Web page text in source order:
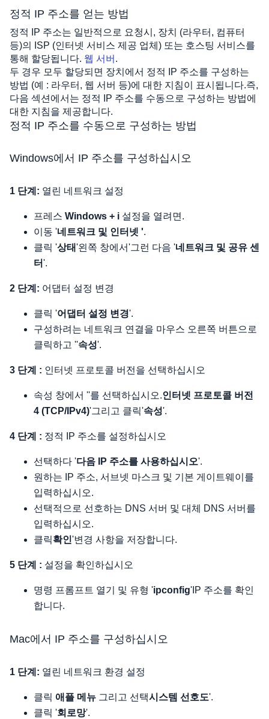
정적 IP 주소를 얻는 방법
정적 IP 주소는 일반적으로 요청시, 장치 (라우터, 컴퓨터
등)의 ISP (인터넷 서비스 제공 업체) 또는 호스팅 서비스를
통해 할당됩니다. 웹 서버 .
두 경우 모두 할당되면 장치에서 정적 IP 주소를 구성하는
방법 (예 : 라우터, 웹 서버 등)에 대한 지침이 표시됩니다.즉,
다음 섹션에서는 정적 IP 주소를 수동으로 구성하는 방법에
대한 지침을 제공합니다.
정적 IP 주소를 수동으로 구성하는 방법
Windows에서 IP 주소를 구성하십시오
1 단계: 열린 네트워크 설정
프레스 Windows + i 설정을 열려면.
이동 '네트워크 및 인터넷 '.
클릭 '상태'왼쪽 창에서'그런 다음 '네트워크 및 공유 센
터'.
2 단계: 어댑터 설정 변경
클릭 '어댑터 설정 변경'.
구성하려는 네트워크 연결을 마우스 오른쪽 버튼으로
클릭하고 ''속성'.
3 단계 : 인터넷 프로토콜 버전을 선택하십시오
속성 창에서 ''를 선택하십시오.인터넷 프로토콜 버전
4 (TCP/IPv4)'그리고 클릭'속성'.
4 단계 : 정적 IP 주소를 설정하십시오
선택하다 '다음 IP 주소를 사용하십시오'.
원하는 IP 주소, 서브넷 마스크 및 기본 게이트웨이를
입력하십시오.
선택적으로 선호하는 DNS 서버 및 대체 DNS 서버를
입력하십시오.
클릭확인'변경 사항을 저장합니다.
5 단계 : 설정을 확인하십시오
명령 프롬프트 열기 및 유형 'ipconfig'IP 주소를 확인
합니다.
Mac에서 IP 주소를 구성하십시오
1 단계: 열린 네트워크 환경 설정
클릭 애플 메뉴 그리고 선택시스템 선호도'.
클릭 '회로망'.